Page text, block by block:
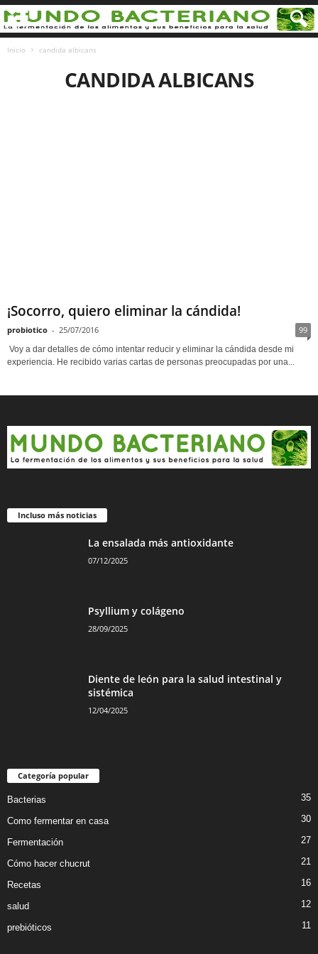
Inicio candida albicans
CANDIDA ALBICANS
¡Socorro, quiero eliminar la cándida!
probiotico - 25/07/2016 99
Voy a dar detalles de cómo intentar reducir y eliminar la cándida desde mi
experiencia. He recibido varias cartas de personas preocupadas por una...
Incluso más noticias
La ensalada más antioxidante
07/12/2025
Psyllium y colágeno
28/09/2025
Diente de león para la salud intestinal y
sistémica
12/04/2025
Categoría popular
Bacterias 35
Como fermentar en casa 30
Fermentación 27
Cómo hacer chucrut 21
Recetas 16
salud 12
prebióticos 11